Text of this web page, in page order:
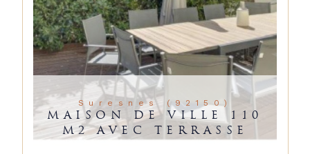
Suresnes (92150)
MAISON DE VILLE 110
M2 AVEC TERRASSE